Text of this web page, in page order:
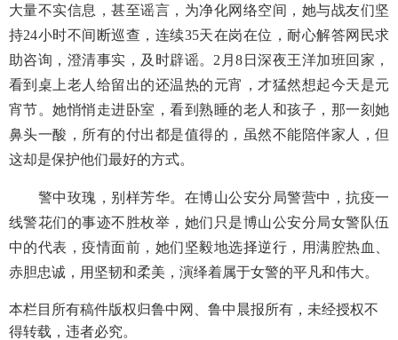
大量不实信息，甚至谣言，为净化网络空间，她与战友们坚
持24小时不间断巡查，连续35天在岗在位，耐心解答网民求
助咨询，澄清事实，及时辟谣。 2 月8 日深夜王洋加班回家，
看到桌上老人给留出的还温热的元宵，才猛然想起今天是元
宵节。她悄悄走进卧室，看到熟睡的老人和孩子，那一刻她
鼻头一酸，所有的付出都是值得的，虽然不能陪伴家人，但
这却是保护他们最好的方式。
警中玫瑰，别样芳华。在博山公安分局警营中，抗疫一
线警花们的事迹不胜枚举，她们只是博山公安分局女警队伍
中的代表，疫情面前，她们坚毅地选择逆行，用满腔热血、
赤胆忠诚，用坚韧和柔美，演绎着属于女警的平凡和伟大。
本栏目所有稿件版权归鲁中网、鲁中晨报所有，未经授权不
得转载，违者必究。